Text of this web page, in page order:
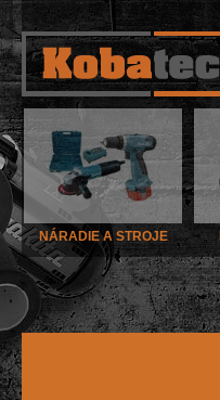
NÁRADIE A STROJE